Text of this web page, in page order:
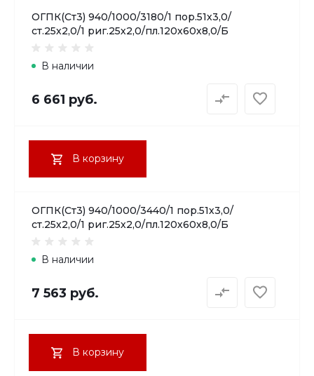
ОГПК(Ст3) 940/1000/3180/1 пор.51х3,0/
ст.25х2,0/1 риг.25х2,0/пл.120х60х8,0/Б
В наличии
6 661 руб.
В корзину
ОГПК(Ст3) 940/1000/3440/1 пор.51х3,0/
ст.25х2,0/1 риг.25х2,0/пл.120х60х8,0/Б
В наличии
7 563 руб.
В корзину